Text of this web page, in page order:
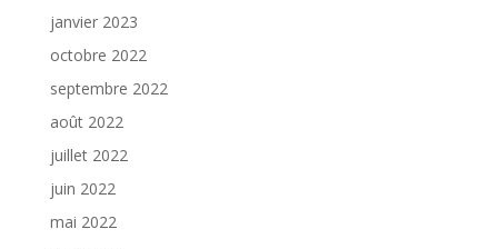
janvier 2023
octobre 2022
septembre 2022
août 2022
juillet 2022
juin 2022
mai 2022